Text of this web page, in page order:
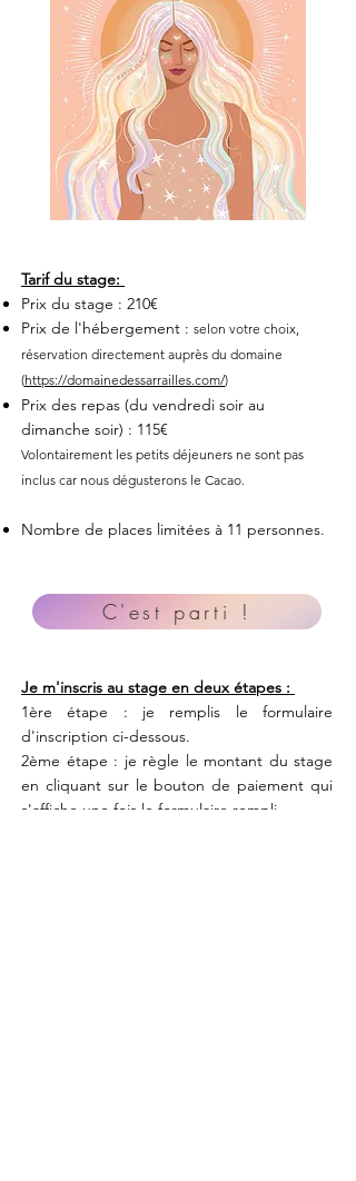
Tarif du stage:
Prix du stage : 210€
Prix de l'hébergement : selon votre choix,
réservation directement auprès du domaine
(https://domainedessarrailles.com/)
Prix des repas (du vendredi soir au
dimanche soir) : 115€
Volontairement les petits déjeuners ne sont pas
inclus car nous dégusterons le Cacao.
Nombre de places limitées à 11 personnes.
C'est parti !
Je m'inscris au stage en deux étapes :
1ère étape : je remplis le formulaire
d'inscription ci-dessous.
2ème étape : je règle le montant du stage
en cliquant sur le bouton de paiement qui
s'affiche une fois le formulaire rempli.